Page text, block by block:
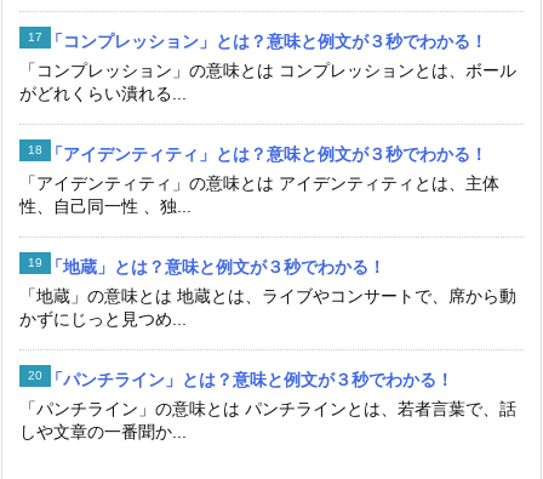
「コンプレッション」とは？意味と例文が３秒でわかる！
「コンプレッション」の意味とは コンプレッションとは、ボール
がどれくらい潰れる...
「アイデンティティ」とは？意味と例文が３秒でわかる！
「アイデンティティ」の意味とは アイデンティティとは、主体
性、自己同一性 、独...
「地蔵」とは？意味と例文が３秒でわかる！
「地蔵」の意味とは 地蔵とは、ライブやコンサートで、席から動
かずにじっと見つめ...
「パンチライン」とは？意味と例文が３秒でわかる！
「パンチライン」の意味とは パンチラインとは、若者言葉で、話
しや文章の一番聞か...